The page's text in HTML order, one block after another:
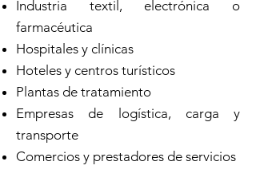
Industria textil, electrónica o
farmacéutica
Hospitales y clínicas
Hoteles y centros turísticos
Plantas de tratamiento
Empresas de logística, carga y
transporte
Comercios y prestadores de servicios